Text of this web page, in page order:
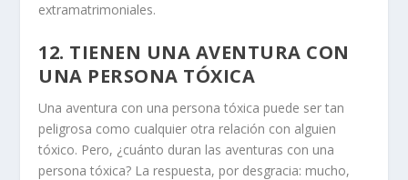
extramatrimoniales.
12. TIENEN UNA AVENTURA CON
UNA PERSONA TÓXICA
Una aventura con una persona tóxica puede ser tan
peligrosa como cualquier otra relación con alguien
tóxico. Pero, ¿cuánto duran las aventuras con una
persona tóxica? La respuesta, por desgracia: mucho,